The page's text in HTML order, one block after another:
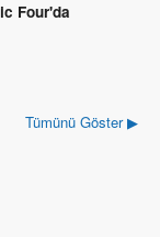
Four'da
Tümünü Göster ▶